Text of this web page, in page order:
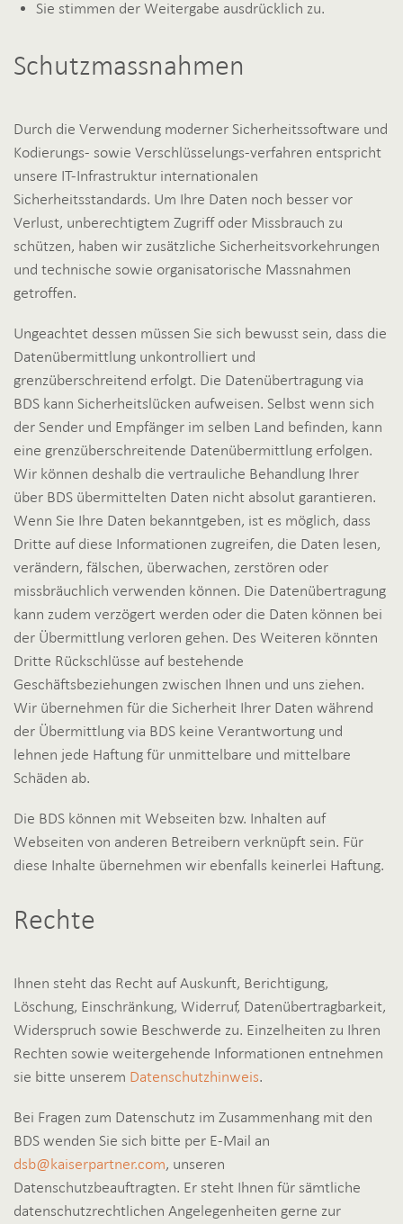
Sie stimmen der Weitergabe ausdrücklich zu.
Schutzmassnahmen
Durch die Verwendung moderner Sicherheitssoftware und
Kodierungs- sowie Verschlüsselungs-verfahren entspricht
unsere IT-Infrastruktur internationalen
Sicherheitsstandards. Um Ihre Daten noch besser vor
Verlust, unberechtigtem Zugriff oder Missbrauch zu
schützen, haben wir zusätzliche Sicherheitsvorkehrungen
und technische sowie organisatorische Massnahmen
getroffen.
Ungeachtet dessen müssen Sie sich bewusst sein, dass die
Datenübermittlung unkontrolliert und
grenzüberschreitend erfolgt. Die Datenübertragung via
BDS kann Sicherheitslücken aufweisen. Selbst wenn sich
der Sender und Empfänger im selben Land befinden, kann
eine grenzüberschreitende Datenübermittlung erfolgen.
Wir können deshalb die vertrauliche Behandlung Ihrer
über BDS übermittelten Daten nicht absolut garantieren.
Wenn Sie Ihre Daten bekanntgeben, ist es möglich, dass
Dritte auf diese Informationen zugreifen, die Daten lesen,
verändern, fälschen, überwachen, zerstören oder
missbräuchlich verwenden können. Die Datenübertragung
kann zudem verzögert werden oder die Daten können bei
der Übermittlung verloren gehen. Des Weiteren könnten
Dritte Rückschlüsse auf bestehende
Geschäftsbeziehungen zwischen Ihnen und uns ziehen.
Wir übernehmen für die Sicherheit Ihrer Daten während
der Übermittlung via BDS keine Verantwortung und
lehnen jede Haftung für unmittelbare und mittelbare
Schäden ab.
Die BDS können mit Webseiten bzw. Inhalten auf
Webseiten von anderen Betreibern verknüpft sein. Für
diese Inhalte übernehmen wir ebenfalls keinerlei Haftung.
Rechte
Ihnen steht das Recht auf Auskunft, Berichtigung,
Löschung, Einschränkung, Widerruf, Datenübertragbarkeit,
Widerspruch sowie Beschwerde zu. Einzelheiten zu Ihren
Rechten sowie weitergehende Informationen entnehmen
sie bitte unserem Datenschutzhinweis.
Bei Fragen zum Datenschutz im Zusammenhang mit den
BDS wenden Sie sich bitte per E-Mail an
dsb@kaiserpartner.com, unseren
Datenschutzbeauftragten. Er steht Ihnen für sämtliche
datenschutzrechtlichen Angelegenheiten gerne zur